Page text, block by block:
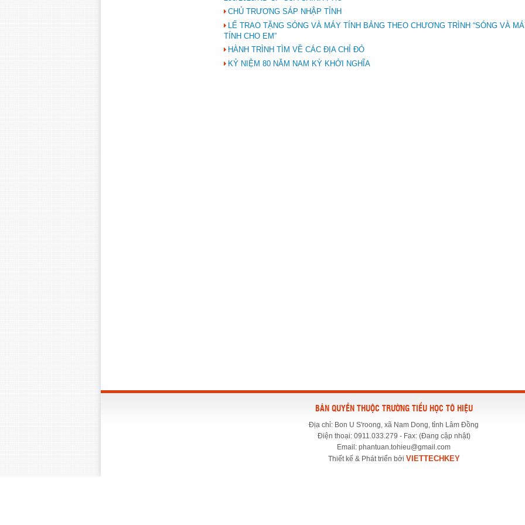
CHỦ TRƯƠNG SÁP NHẬP TỈNH
LẾ TRAO TẶNG SÓNG VÀ MÁY TÍNH BẢNG THEO CHƯƠNG TRÌNH “SÓNG VÀ
TÍNH CHO EM”
HÀNH TRÌNH TÌM VỀ CÁC ĐỊA CHỈ ĐỎ
KỶ NIỆM 80 NĂM NAM KỲ KHỞI NGHĨA
BẢN QUYỀN THUỘC TRƯỜNG TIỂU HỌC TÔ HIỆU
Địa chỉ: Bon U S'roong, xã Nam Dong, tỉnh Lâm Đồng
Điện thoại: 0911.033.279 - Fax: (Đang cập nhật)
Email: phantuan.tohieu@gmail.com
Thiết kế & Phát triển bởi VIETTECHKEY